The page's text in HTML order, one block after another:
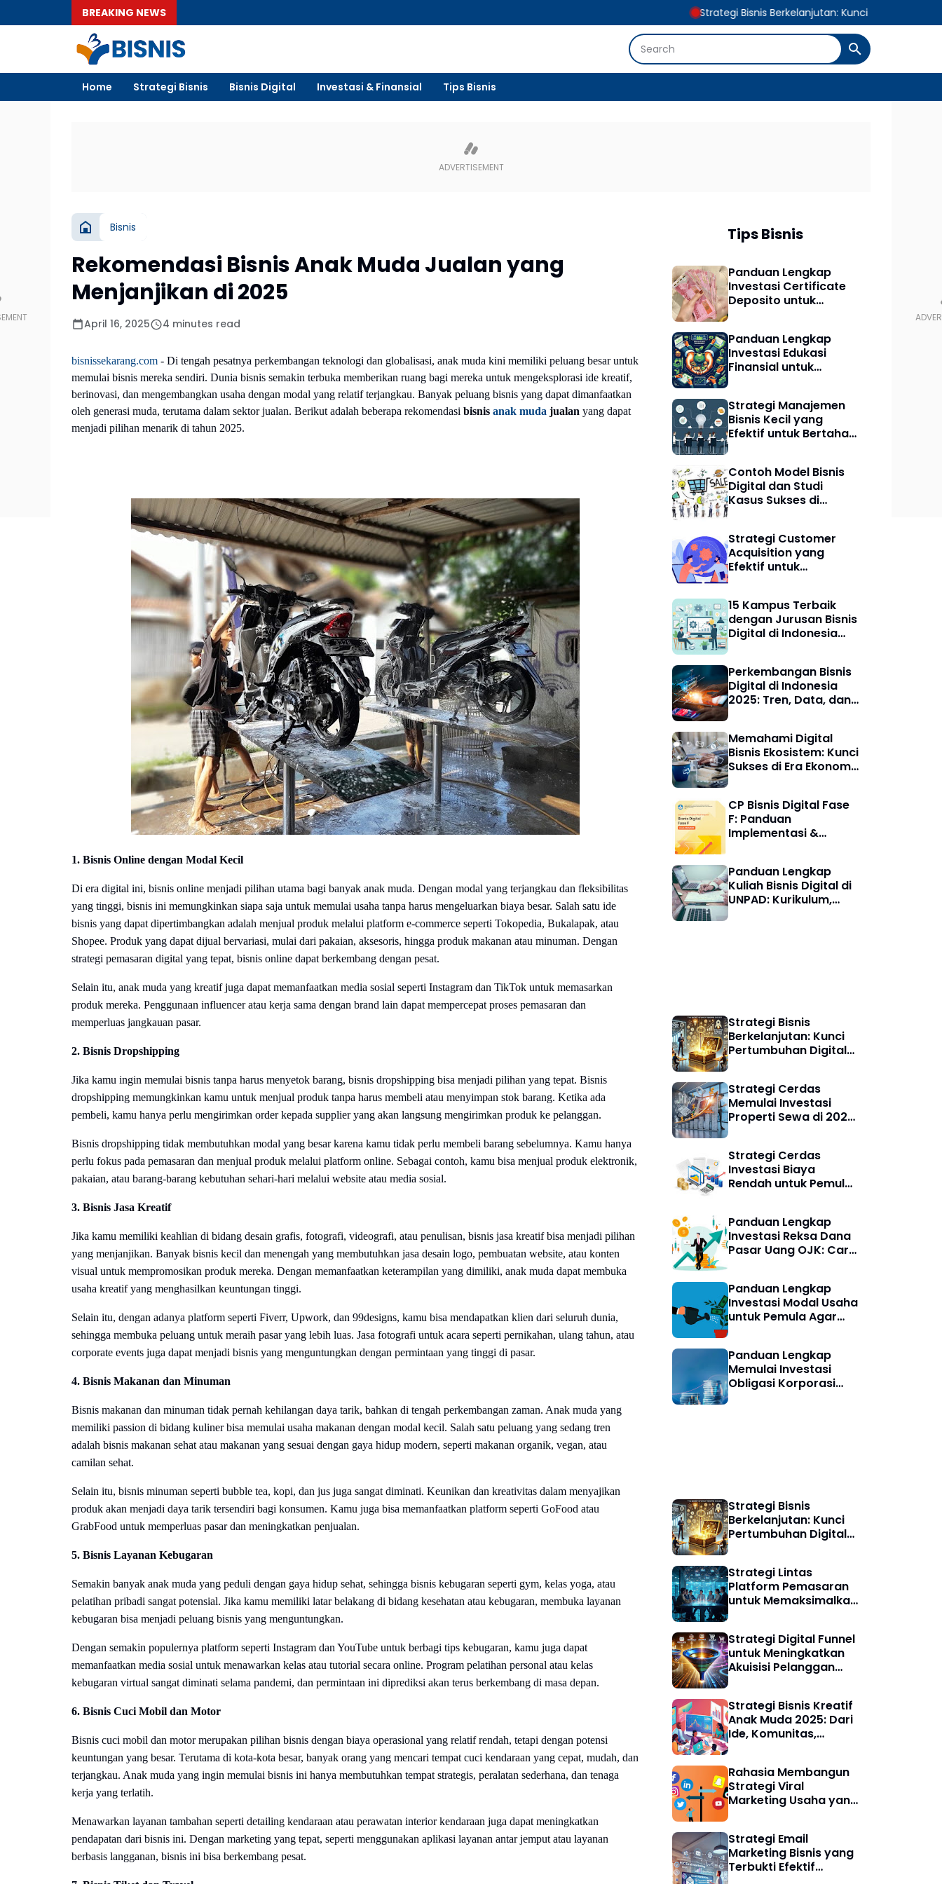
BREAKING NEWS Strategi Bisnis Berkelanjutan: Kunci Pertumbuhan Digital
Home Strategi Bisnis Bisnis Digital Investasi & Finansial Tips Bisnis
Bisnis
Rekomendasi Bisnis Anak Muda Jualan yang
Menjanjikan di 2025
April 16, 2025 4 minutes read
bisnissekarang.com - Di tengah pesatnya perkembangan teknologi dan globalisasi, anak muda kini memiliki peluang besar untuk
memulai bisnis mereka sendiri. Dunia bisnis semakin terbuka memberikan ruang bagi mereka untuk mengeksplorasi ide kreatif,
berinovasi, dan mengembangkan usaha dengan modal yang relatif terjangkau. Banyak peluang bisnis yang dapat dimanfaatkan
oleh generasi muda, terutama dalam sektor jualan. Berikut adalah beberapa rekomendasi bisnis anak muda jualan yang dapat
menjadi pilihan menarik di tahun 2025.
1. Bisnis Online dengan Modal Kecil
Di era digital ini, bisnis online menjadi pilihan utama bagi banyak anak muda. Dengan modal yang terjangkau dan fleksibilitas
yang tinggi, bisnis ini memungkinkan siapa saja untuk memulai usaha tanpa harus mengeluarkan biaya besar. Salah satu ide
bisnis yang dapat dipertimbangkan adalah menjual produk melalui platform e-commerce seperti Tokopedia, Bukalapak, atau
Shopee. Produk yang dapat dijual bervariasi, mulai dari pakaian, aksesoris, hingga produk makanan atau minuman. Dengan
strategi pemasaran digital yang tepat, bisnis online dapat berkembang dengan pesat.
Selain itu, anak muda yang kreatif juga dapat memanfaatkan media sosial seperti Instagram dan TikTok untuk memasarkan
produk mereka. Penggunaan influencer atau kerja sama dengan brand lain dapat mempercepat proses pemasaran dan
memperluas jangkauan pasar.
2. Bisnis Dropshipping
Jika kamu ingin memulai bisnis tanpa harus menyetok barang, bisnis dropshipping bisa menjadi pilihan yang tepat. Bisnis
dropshipping memungkinkan kamu untuk menjual produk tanpa harus membeli atau menyimpan stok barang. Ketika ada
pembeli, kamu hanya perlu mengirimkan order kepada supplier yang akan langsung mengirimkan produk ke pelanggan.
Bisnis dropshipping tidak membutuhkan modal yang besar karena kamu tidak perlu membeli barang sebelumnya. Kamu hanya
perlu fokus pada pemasaran dan menjual produk melalui platform online. Sebagai contoh, kamu bisa menjual produk elektronik,
pakaian, atau barang-barang kebutuhan sehari-hari melalui website atau media sosial.
3. Bisnis Jasa Kreatif
Jika kamu memiliki keahlian di bidang desain grafis, fotografi, videografi, atau penulisan, bisnis jasa kreatif bisa menjadi pilihan
yang menjanjikan. Banyak bisnis kecil dan menengah yang membutuhkan jasa desain logo, pembuatan website, atau konten
visual untuk mempromosikan produk mereka. Dengan memanfaatkan keterampilan yang dimiliki, anak muda dapat membuka
usaha kreatif yang menghasilkan keuntungan tinggi.
Selain itu, dengan adanya platform seperti Fiverr, Upwork, dan 99designs, kamu bisa mendapatkan klien dari seluruh dunia,
sehingga membuka peluang untuk meraih pasar yang lebih luas. Jasa fotografi untuk acara seperti pernikahan, ulang tahun, atau
corporate events juga dapat menjadi bisnis yang menguntungkan dengan permintaan yang tinggi di pasar.
4. Bisnis Makanan dan Minuman
Bisnis makanan dan minuman tidak pernah kehilangan daya tarik, bahkan di tengah perkembangan zaman. Anak muda yang
memiliki passion di bidang kuliner bisa memulai usaha makanan dengan modal kecil. Salah satu peluang yang sedang tren
adalah bisnis makanan sehat atau makanan yang sesuai dengan gaya hidup modern, seperti makanan organik, vegan, atau
camilan sehat.
Selain itu, bisnis minuman seperti bubble tea, kopi, dan jus juga sangat diminati. Keunikan dan kreativitas dalam menyajikan
produk akan menjadi daya tarik tersendiri bagi konsumen. Kamu juga bisa memanfaatkan platform seperti GoFood atau
GrabFood untuk memperluas pasar dan meningkatkan penjualan.
5. Bisnis Layanan Kebugaran
Semakin banyak anak muda yang peduli dengan gaya hidup sehat, sehingga bisnis kebugaran seperti gym, kelas yoga, atau
pelatihan pribadi sangat potensial. Jika kamu memiliki latar belakang di bidang kesehatan atau kebugaran, membuka layanan
kebugaran bisa menjadi peluang bisnis yang menguntungkan.
Dengan semakin populernya platform seperti Instagram dan YouTube untuk berbagi tips kebugaran, kamu juga dapat
memanfaatkan media sosial untuk menawarkan kelas atau tutorial secara online. Program pelatihan personal atau kelas
kebugaran virtual sangat diminati selama pandemi, dan permintaan ini diprediksi akan terus berkembang di masa depan.
6. Bisnis Cuci Mobil dan Motor
Bisnis cuci mobil dan motor merupakan pilihan bisnis dengan biaya operasional yang relatif rendah, tetapi dengan potensi
keuntungan yang besar. Terutama di kota-kota besar, banyak orang yang mencari tempat cuci kendaraan yang cepat, mudah, dan
terjangkau. Anak muda yang ingin memulai bisnis ini hanya membutuhkan tempat strategis, peralatan sederhana, dan tenaga
kerja yang terlatih.
Menawarkan layanan tambahan seperti detailing kendaraan atau perawatan interior kendaraan juga dapat meningkatkan
pendapatan dari bisnis ini. Dengan marketing yang tepat, seperti menggunakan aplikasi layanan antar jemput atau layanan
berbasis langganan, bisnis ini bisa berkembang pesat.
Tips Bisnis
Panduan Lengkap
Investasi Certificate
Deposito untuk
Keuangan Digital
Panduan Lengkap
Investasi Edukasi
Finansial untuk
Strategi Manajemen
Bisnis Kecil yang
Efektif untuk Bertahan
Contoh Model Bisnis
Digital dan Studi
Kasus Sukses di
Strategi Customer
Acquisition yang
Efektif untuk
Digital
15 Kampus Terbaik
dengan Jurusan Bisnis
Digital di Indonesia
Perkembangan Bisnis
Digital di Indonesia
2025: Tren, Data, dan
Memahami Digital
Bisnis Ekosistem: Kunci
Sukses di Era Ekonomi
CP Bisnis Digital Fase
F: Panduan
Implementasi &
Panduan Lengkap
Kuliah Bisnis Digital di
UNPAD: Kurikulum,
Strategi Bisnis
Berkelanjutan: Kunci
Pertumbuhan Digital
Strategi Cerdas
Memulai Investasi
Properti Sewa di 2025:
Strategi Cerdas
Investasi Biaya
Rendah untuk Pemula:
Panduan Lengkap
Investasi Reksa Dana
Pasar Uang OJK: Cara
Panduan Lengkap
Investasi Modal Usaha
untuk Pemula Agar
Panduan Lengkap
Memulai Investasi
Obligasi Korporasi
Strategi Bisnis
Berkelanjutan: Kunci
Pertumbuhan Digital
Strategi Lintas
Platform Pemasaran
untuk Memaksimalkan
Strategi Digital Funnel
untuk Meningkatkan
Akuisisi Pelanggan
Strategi Bisnis Kreatif
Anak Muda 2025: Dari
Ide, Komunitas,
Rahasia Membangun
Strategi Viral
Marketing Usaha yang
Strategi Email
Marketing Bisnis yang
Terbukti Efektif